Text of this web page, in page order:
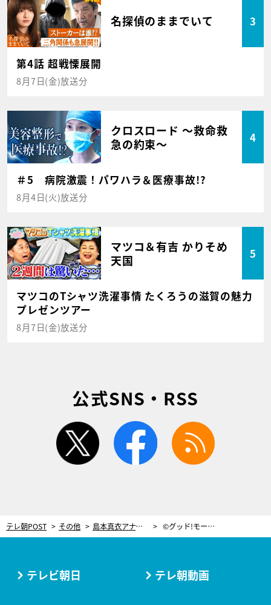
名探偵のままでいて 3
第4話 超戦慄展開
8月7日(金)放送分
クロスロード ～救命救
急の約束～
4
＃5 病院激震！パワハラ＆医療事故!?
8月4日(火)放送分
マツコ＆有吉 かりそめ
天国
5
マツコのTシャツ洗濯事情 たくろうの滋賀の魅力
プレゼンツアー
8月7日(金)放送分
公式SNS・RSS
twitter facebook
テレ朝POST その他 島本真衣アナ、徒競走出場?!昔の体育祭を思い出して“スタートダッシュ姿”披露 ©グッド!モーニング
テレビ朝日 テレ朝動画